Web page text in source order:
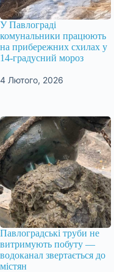
У Павлограді
комунальники працюють
на прибережних схилах у
14-градусний мороз
4 Лютого, 2026
Павлоградські труби не
витримують побуту —
водоканал звертається до
містян